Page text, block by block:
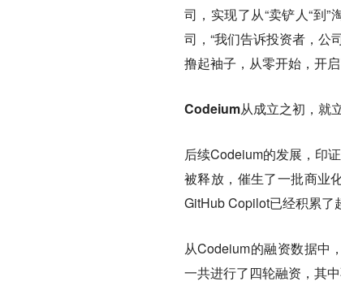
司，实现了从“卖铲人“到
司，“我们告诉投资者，公
撸起袖子，从零开始，开
Codeium从成立之初，就
后续Codeium的发展，印
被释放，催生了一批商业
GitHub Copilot已经积累了
从Codeium的融资数据中
一共进行了四轮融资，其